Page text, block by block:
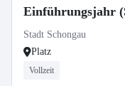
Einführungsjahr
Stadt Schongau
Platz
Vollzeit